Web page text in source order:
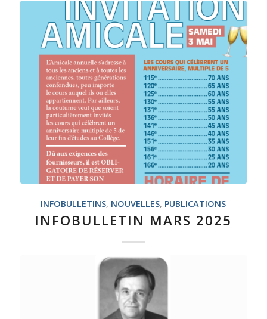
INFOBULLETINS, NOUVELLES, PUBLICATIONS
INFOBULLETIN MARS 2025